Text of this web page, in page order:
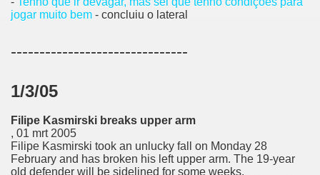
jogar muito bem - concluiu o lateral
-------------------------------
1/3/05
Filipe Kasmirski breaks upper arm
, 01 mrt 2005
Filipe Kasmirski took an unlucky fall on Monday 28
February and has broken his left upper arm. The 19-year
old defender will be sidelined for some weeks.